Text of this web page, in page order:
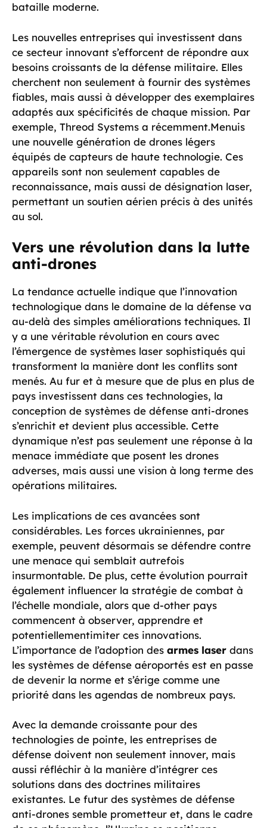
bataille moderne.
Les nouvelles entreprises qui investissent dans
ce secteur innovant s’efforcent de répondre aux
besoins croissants de la défense militaire. Elles
cherchent non seulement à fournir des systèmes
fiables, mais aussi à développer des exemplaires
adaptés aux spécificités de chaque mission. Par
exemple, Threod Systems a récemment.Menuis
une nouvelle génération de drones légers
équipés de capteurs de haute technologie. Ces
appareils sont non seulement capables de
reconnaissance, mais aussi de désignation laser,
permettant un soutien aérien précis à des unités
au sol.
Vers une révolution dans la lutte
anti-drones
La tendance actuelle indique que l’innovation
technologique dans le domaine de la défense va
au-delà des simples améliorations techniques. Il
y a une véritable révolution en cours avec
l’émergence de systèmes laser sophistiqués qui
transforment la manière dont les conflits sont
menés. Au fur et à mesure que de plus en plus de
pays investissent dans ces technologies, la
conception de systèmes de défense anti-drones
s’enrichit et devient plus accessible. Cette
dynamique n’est pas seulement une réponse à la
menace immédiate que posent les drones
adverses, mais aussi une vision à long terme des
opérations militaires.
Les implications de ces avancées sont
considérables. Les forces ukrainiennes, par
exemple, peuvent désormais se défendre contre
une menace qui semblait autrefois
insurmontable. De plus, cette évolution pourrait
également influencer la stratégie de combat à
l’échelle mondiale, alors que d-other pays
commencent à observer, apprendre et
potentiellementimiter ces innovations.
L’importance de l’adoption des armes laser dans
les systèmes de défense aéroportés est en passe
de devenir la norme et s’érige comme une
priorité dans les agendas de nombreux pays.
Avec la demande croissante pour des
technologies de pointe, les entreprises de
défense doivent non seulement innover, mais
aussi réfléchir à la manière d’intégrer ces
solutions dans des doctrines militaires
existantes. Le futur des systèmes de défense
anti-drones semble prometteur et, dans le cadre